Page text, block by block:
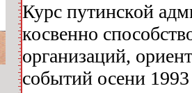
Курс путинской
косвенно
организаций,
событий осени 1993